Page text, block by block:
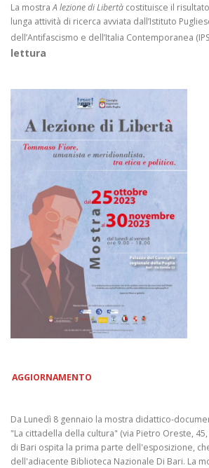
La mostraA lezione di Libertà costituisce il
lunga attività di ricerca avviata dall’Istituto
dell’Antifascismo e dell’Italia Contemporanea
lettura
AGGIORNAMENTO
Da Lunedì 8 gennaio la mostra didattico-
"La cittadella della cultura" (via Pietro Oreste,
di Bari ospita la prima parte dell'esposizione,
dell'adiacente Biblioteca Nazionale Di Bari. La